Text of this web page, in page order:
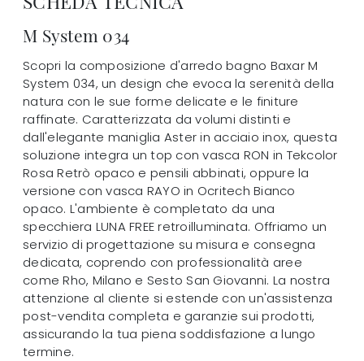
M System 034
Scopri la composizione d'arredo bagno Baxar M
System 034, un design che evoca la serenità della
natura con le sue forme delicate e le finiture
raffinate. Caratterizzata da volumi distinti e
dall'elegante maniglia Aster in acciaio inox, questa
soluzione integra un top con vasca RON in Tekcolor
Rosa Retrò opaco e pensili abbinati, oppure la
versione con vasca RAYO in Ocritech Bianco
opaco. L'ambiente è completato da una
specchiera LUNA FREE retroilluminata. Offriamo un
servizio di progettazione su misura e consegna
dedicata, coprendo con professionalità aree
come Rho, Milano e Sesto San Giovanni. La nostra
attenzione al cliente si estende con un'assistenza
post-vendita completa e garanzie sui prodotti,
assicurando la tua piena soddisfazione a lungo
termine.